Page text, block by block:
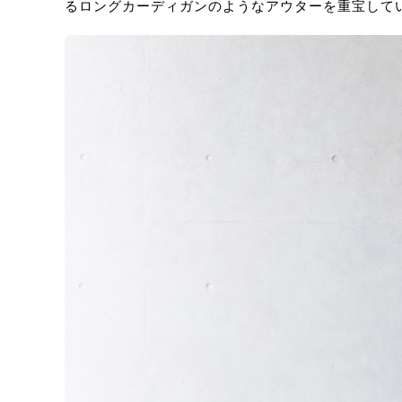
るロングカーディガンのようなアウターを重宝して